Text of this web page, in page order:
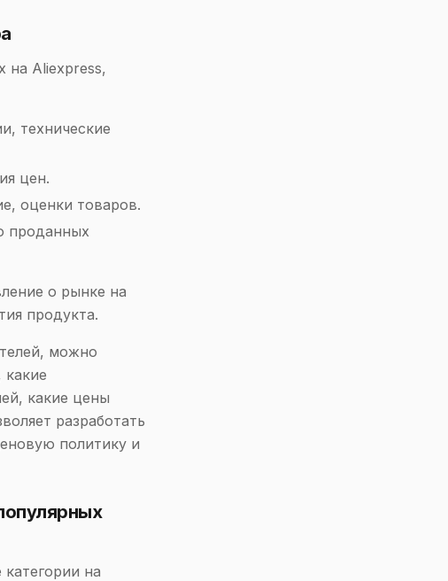
на Aliexpress,
технические
цен.
оценки товаров.
проданных
о рынке на
продукта.
можно
какие цены
разработать
политику и
на